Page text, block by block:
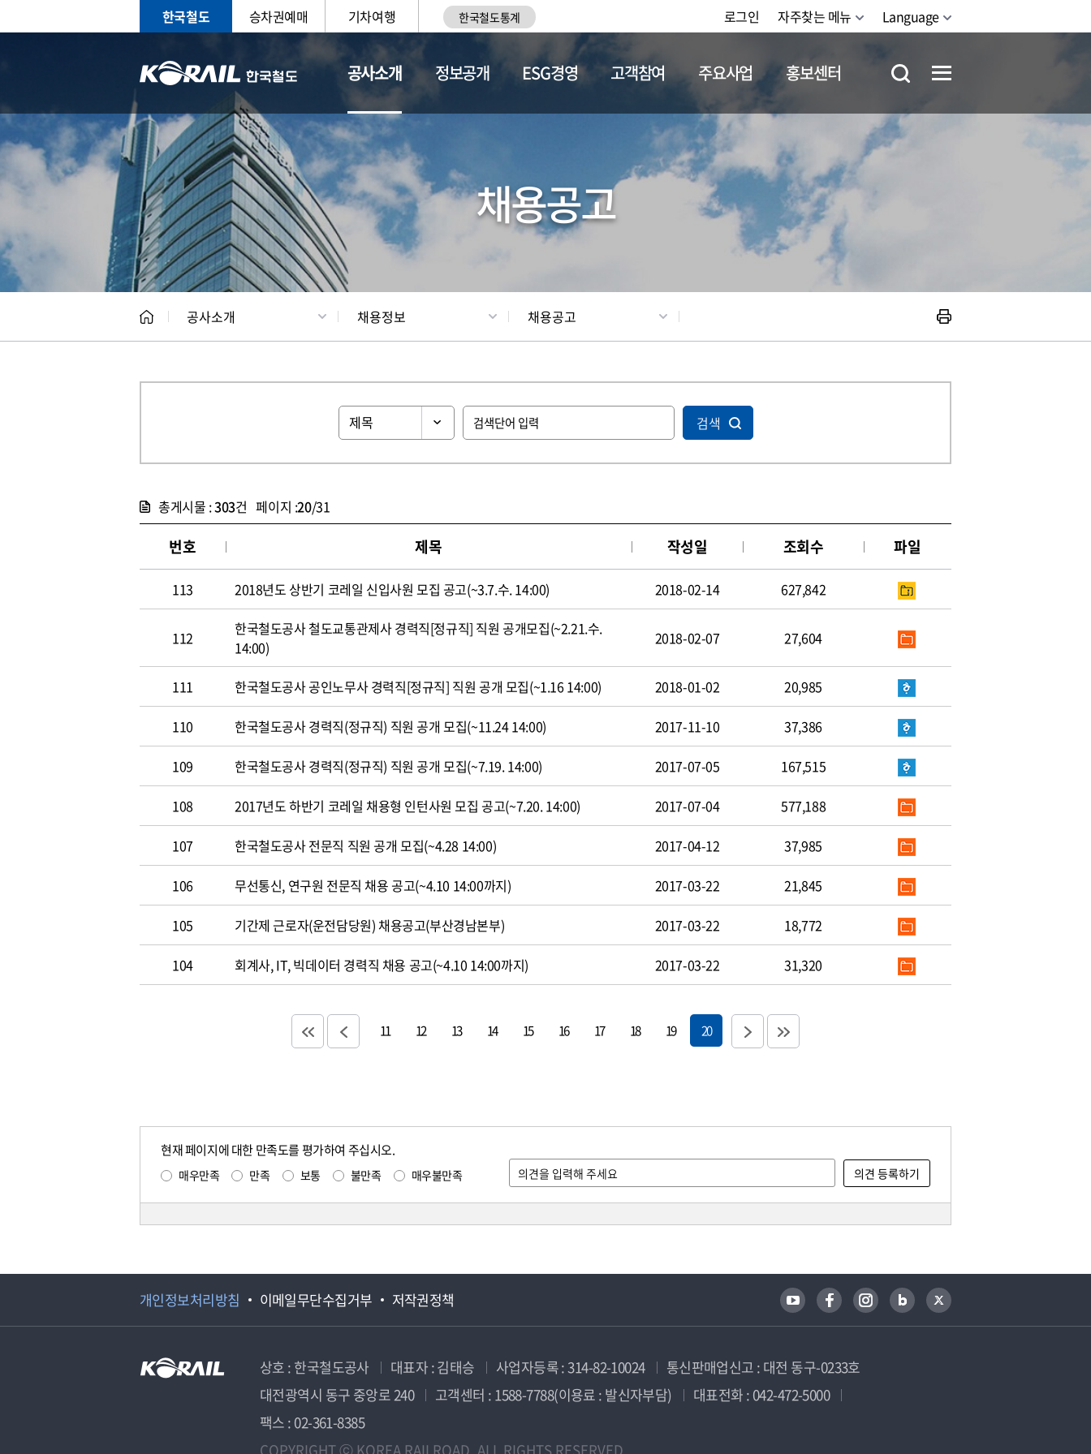
한국철도 승차권예매 기차여행 한국철도통계 로그인 자주찾는 메뉴 Language
공사소개
CEO 일반현황 채용정보
정보공개 ESG경영 고객참여 주요사업 홍보센터
채용공고
공사소개 채용정보 채용공고
검색
총게시물 :303건 페이지 :20/31
번호 제목 작성일 조회수 파일
113 2018년도 상반기 코레일 신입사원 모집 공고(~3.7.수. 14:00) 2018-02-14 627,842
112
한국철도공사 철도교통관제사 경력직[정규직] 직원 공개모집(~2.21.수.
14:00)
2018-02-07 27,604
111 한국철도공사 공인노무사 경력직[정규직] 직원 공개 모집(~1.16 14:00) 2018-01-02 20,985
110 한국철도공사 경력직(정규직) 직원 공개 모집(~11.24 14:00) 2017-11-10 37,386
109 한국철도공사 경력직(정규직) 직원 공개 모집(~7.19. 14:00) 2017-07-05 167,515
108 2017년도 하반기 코레일 채용형 인턴사원 모집 공고(~7.20. 14:00) 2017-07-04 577,188
107 한국철도공사 전문직 직원 공개 모집(~4.28 14:00) 2017-04-12 37,985
106 무선통신, 연구원 전문직 채용 공고(~4.10 14:00까지) 2017-03-22 21,845
105 기간제 근로자(운전담당원) 채용공고(부산경남본부) 2017-03-22 18,772
104 회계사, IT, 빅데이터 경력직 채용 공고(~4.10 14:00까지) 2017-03-22 31,320
11 12 13 14 15 16 17 18 19 20
현재 페이지에 대한 만족도를 평가하여 주십시오.
매우만족 만족 보통 불만족 매우불만족
개인정보처리방침 이메일무단수집거부 저작권정책
상호 : 한국철도공사 대표자 : 김태승 사업자등록 : 314-82-10024
통신판매업신고 : 대전 동구-0233호
대전광역시 동구 중앙로 240
고객센터 : 1588-7788(이용료 : 발신자부담)
대표전화 : 042-472-5000
팩스 : 02-361-8385
COPYRIGHT ⓒ KOREA RAILROAD. ALL RIGHTS RESERVED.